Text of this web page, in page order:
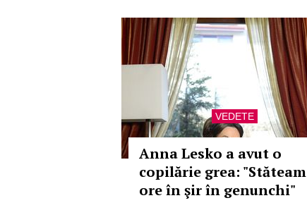
VEDETE
Anna Lesko a avut o
copilărie grea: "Stăteam
ore în şir în genunchi"